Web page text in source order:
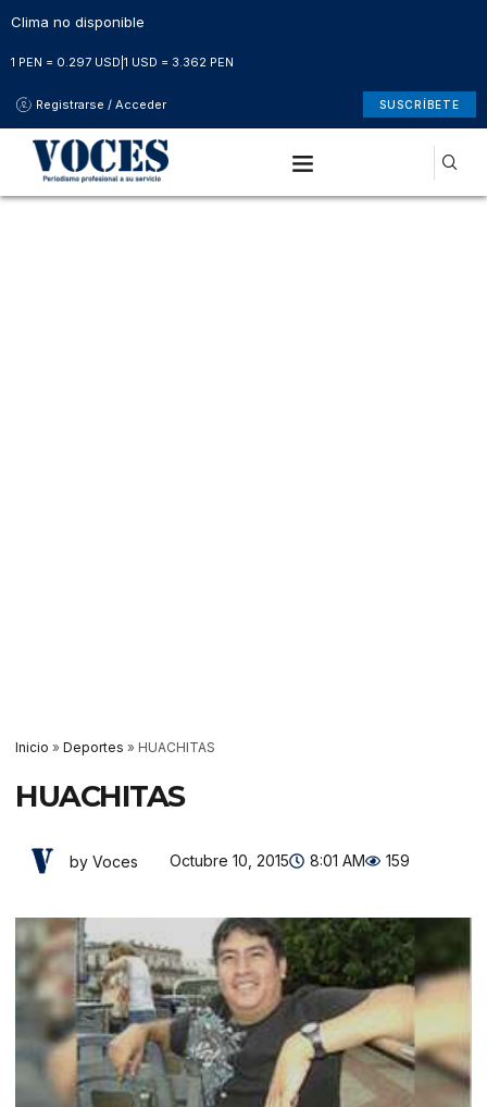
Clima no disponible
1 PEN = 0.297 USD 1 USD = 3.362 PEN
Registrarse / Acceder SUSCRÍBETE
Inicio » Deportes » HUACHITAS
HUACHITAS
by Voces Octubre 10, 2015 8:01 AM 159